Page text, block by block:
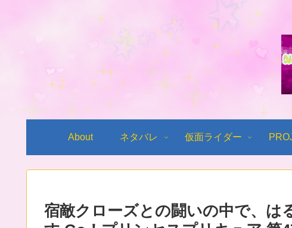
About ネタバレ 仮面ライダー
宿敵クローズとの闘いの中で、は